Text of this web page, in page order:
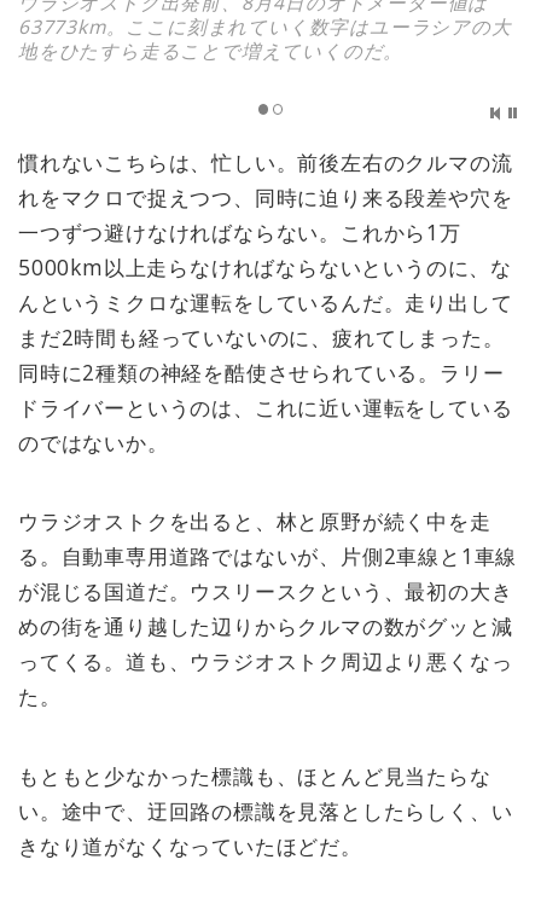
63773km。ここに刻まれていく数字はユーラシアの大
地をひたすら走ることで増えていくのだ。
慣れないこちらは、忙しい。前後左右のクルマの流
れをマクロで捉えつつ、同時に迫り来る段差や穴を
一つずつ避けなければならない。これから1万
5000km以上走らなければならないというのに、な
んというミクロな運転をしているんだ。走り出して
まだ2時間も経っていないのに、疲れてしまった。
同時に2種類の神経を酷使させられている。ラリー
ドライバーというのは、これに近い運転をしている
のではないか。
ウラジオストクを出ると、林と原野が続く中を走
る。自動車専用道路ではないが、片側2車線と1車線
が混じる国道だ。ウスリースクという、最初の大き
めの街を通り越した辺りからクルマの数がグッと減
ってくる。道も、ウラジオストク周辺より悪くなっ
た。
もともと少なかった標識も、ほとんど見当たらな
い。途中で、迂回路の標識を見落としたらしく、い
きなり道がなくなっていたほどだ。